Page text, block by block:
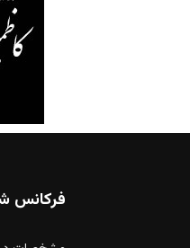
فرکانس